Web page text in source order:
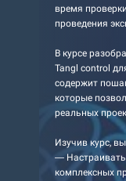
время
проведения
В курсе
Tangl control
содержит
которые
реальных
Изучив курс,
—
комплексных